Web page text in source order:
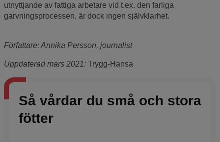
utnyttjande av fattiga arbetare vid t.ex. den farliga
garvningsprocessen, är dock ingen självklarhet.
Författare: Annika Persson, journalist
Uppdaterad mars 2021: Trygg-Hansa
Så vårdar du små och stora
fötter